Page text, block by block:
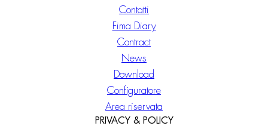
Contatti
Fima Diary
Contract
News
Download
Configuratore
Area riservata
PRIVACY & POLICY